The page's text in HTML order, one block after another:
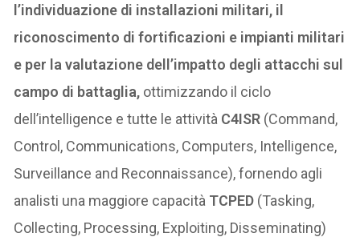
l’individuazione di installazioni militari, il
riconoscimento di fortificazioni e impianti militari
e per la valutazione dell’impatto degli attacchi sul
campo di battaglia, ottimizzando il ciclo
dell’intelligence e tutte le attività C4ISR (Command,
Control, Communications, Computers, Intelligence,
Surveillance and Reconnaissance), fornendo agli
analisti una maggiore capacità TCPED (Tasking,
Collecting, Processing, Exploiting, Disseminating)